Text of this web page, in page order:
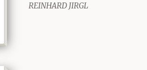
REINHARD JIRGL